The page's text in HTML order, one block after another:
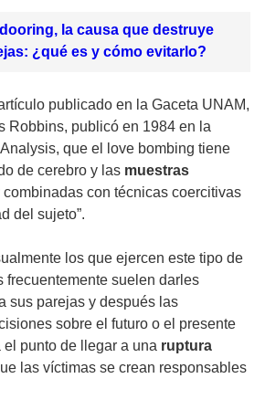
la causa que destruye
¿qué es y cómo evitarlo?
publicado en la Gaceta UNAM,
Robbins, publicó en 1984 en la
que el love bombing tiene
de cerebro y las muestras
combinadas con técnicas coercitivas
del sujeto”.
los que ejercen este tipo de
frecuentemente suelen darles
sus parejas y después las
sobre el futuro o el presente
punto de llegar a una ruptura
las víctimas se crean responsables